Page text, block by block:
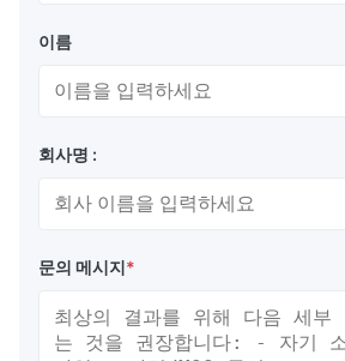
이름
회사명 :
문의 메시지*